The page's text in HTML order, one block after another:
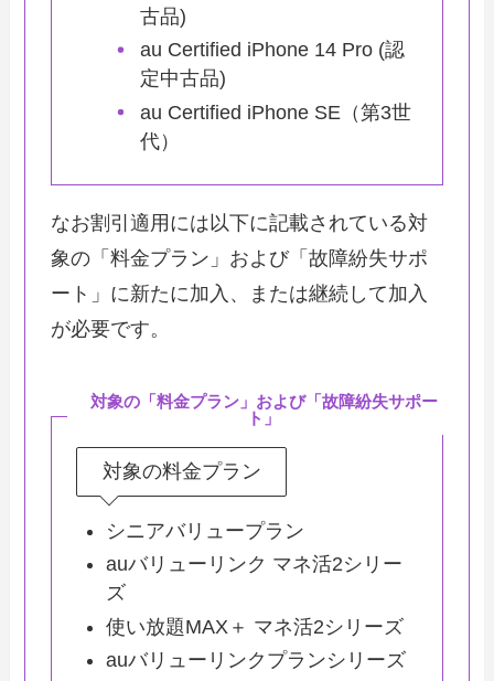
古品)
au Certified iPhone 14 Pro (認
定中古品)
au Certified iPhone SE（第3世
代）
なお割引適用には以下に記載されている対
象の「料金プラン」および「故障紛失サポ
ート」に新たに加入、または継続して加入
が必要です。
対象の「料金プラン」および「故障紛失サポー
ト」
対象の料金プラン
シニアバリュープラン
auバリューリンク マネ活2シリー
ズ
使い放題MAX＋ マネ活2シリーズ
auバリューリンクプランシリーズ